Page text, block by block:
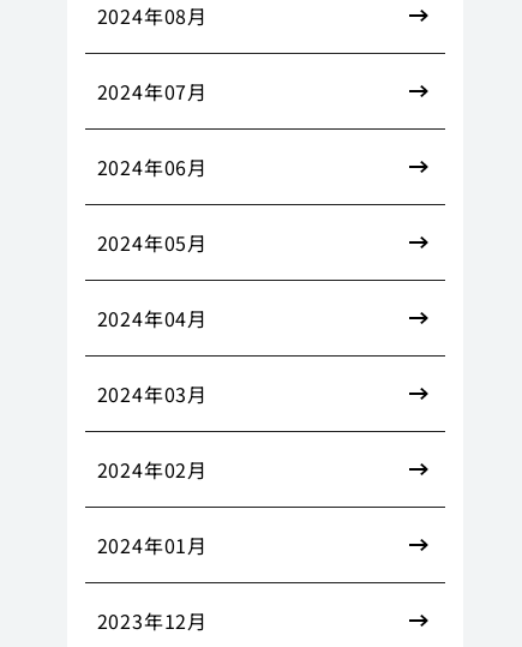
2024年08月
2024年07月
2024年06月
2024年05月
2024年04月
2024年03月
2024年02月
2024年01月
2023年12月